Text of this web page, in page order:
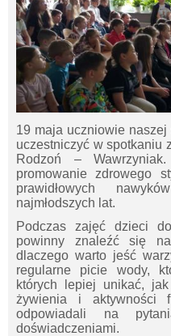
19 maja uczniowie
uczestniczyć w spotkaniu
Rodzoń –
promowanie zdrowego
prawidłowych
najmłodszych lat.
Podczas zajęć dzieci
powinny znaleźć się
dlaczego warto jeść
regularne picie wody,
których lepiej unikać,
żywienia i aktywności
odpowiadali na
doświadczeniami.